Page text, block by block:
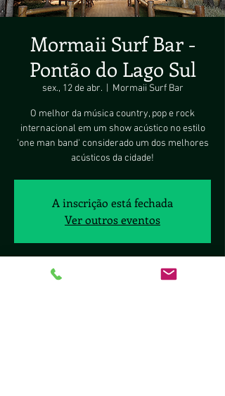
Mormaii Surf Bar -
Pontão do Lago Sul
sex., 12 de abr.
  |
Mormaii Surf Bar
O melhor da música country, pop e rock
internacional em um show acústico no estilo
'one man band' considerado um dos melhores
acústicos da cidade!
A inscrição está fechada
Ver outros eventos
Horário e local